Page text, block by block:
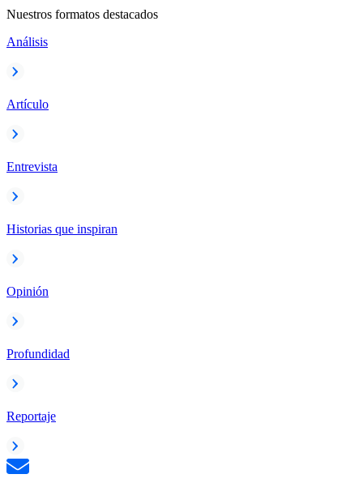
Nuestros formatos destacados
Análisis
Artículo
Entrevista
Historias que inspiran
Opinión
Profundidad
Reportaje